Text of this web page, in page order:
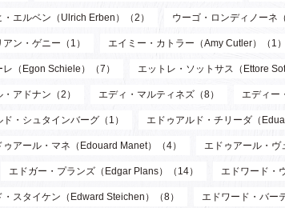
・エルベン（Ulrich Erben）（2） ウーゴ・ロンディノーネ
ン・ゲニー（1） エイミー・カトラー（Amy Cutler）（1）
（Egon Schiele）（7） エットレ・ソットサス（Ettore
・アドナン（2） エディ・マルティネズ（8） エディー
・シュタインバーグ（1） エドゥアルド・チリーダ（
ゥアール・マネ（Edouard Manet）（4） エドゥアール・ヴ
エドガー・プランズ（Edgar Plans）（14） エドワード・
・スタイケン（Edward Steichen）（8） エドワード・バー